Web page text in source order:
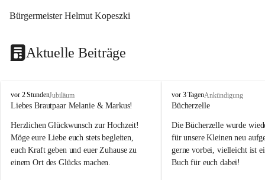
Bürgermeister Helmut Kopeszki
Aktuelle Beiträge
T
o
a
j
vor 2 StundenJubiläum
Liebes Brautpaar Melanie & Markus!
Herzlichen Glückwunsch zur Hochzeit!
Möge eure Liebe euch stets begleiten,
euch Kraft geben und euer Zuhause zu
einem Ort des Glücks machen.
T
o
a
j
vor 3 TagenAnkündigung
Bücherzelle
Die Bücherzelle wurde
für unsere Kleinen neu
gerne vorbei, vielleicht ist
Buch für euch dabei!